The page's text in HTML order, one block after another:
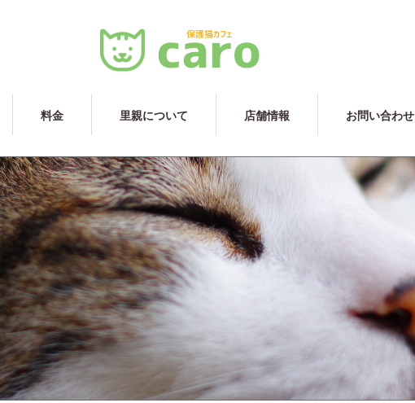
料金 里親について 店舗情報 お問い合わせ